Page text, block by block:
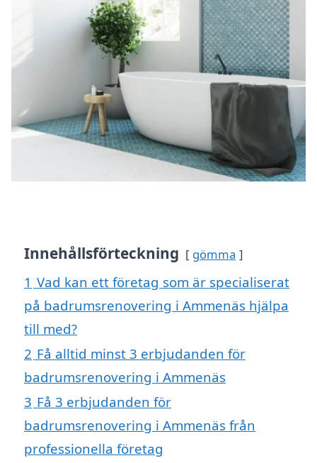
Innehållsförteckning gömma
1 Vad kan ett företag som är specialiserat
på badrumsrenovering i Ammenäs hjälpa
till med?
2 Få alltid minst 3 erbjudanden för
badrumsrenovering i Ammenäs
3 Få 3 erbjudanden för
badrumsrenovering i Ammenäs från
professionella företag